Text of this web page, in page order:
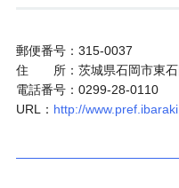
郵便番号：315-0037
住 所：茨城県石岡市東石
電話番号：0299-28-0110
URL： http://